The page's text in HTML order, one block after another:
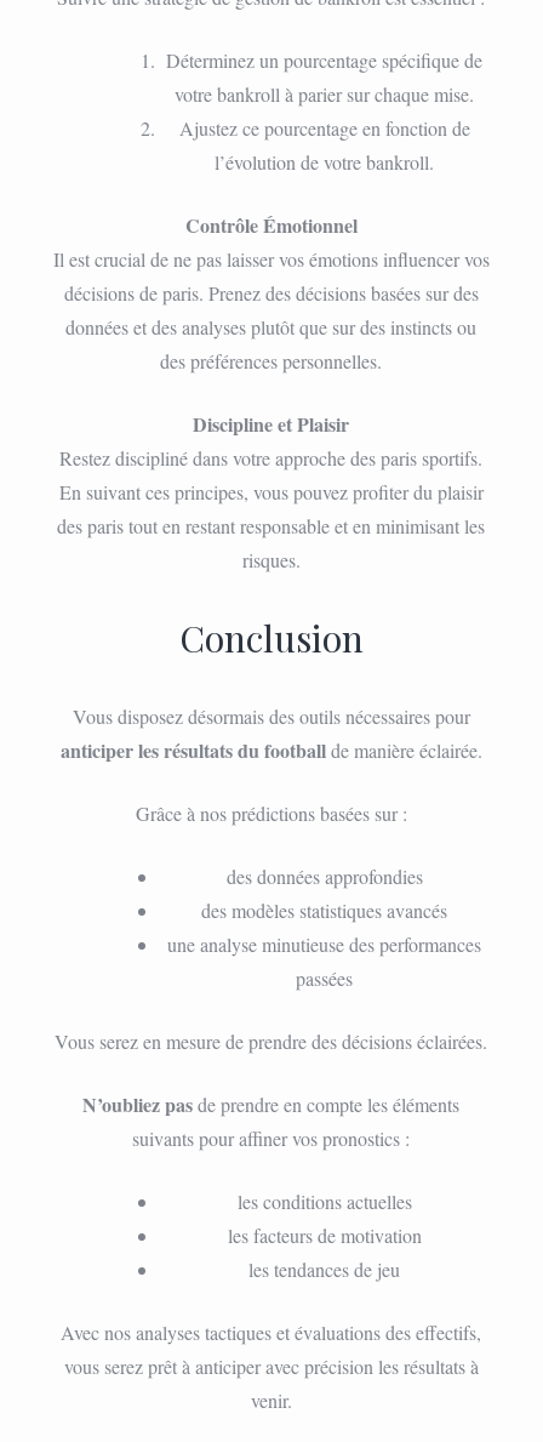
Déterminez un pourcentage spécifique de
votre bankroll à parier sur chaque mise.
Ajustez ce pourcentage en fonction de
l’évolution de votre bankroll.
Contrôle Émotionnel
Il est crucial de ne pas laisser vos émotions influencer vos
décisions de paris. Prenez des décisions basées sur des
données et des analyses plutôt que sur des instincts ou
des préférences personnelles.
Discipline et Plaisir
Restez discipliné dans votre approche des paris sportifs.
En suivant ces principes, vous pouvez profiter du plaisir
des paris tout en restant responsable et en minimisant les
risques.
Conclusion
Vous disposez désormais des outils nécessaires pour
anticiper les résultats du footballde manière éclairée.
Grâce à nos prédictions basées sur :
des données approfondies
des modèles statistiques avancés
une analyse minutieuse des performances
passées
Vous serez en mesure de prendre des décisions éclairées.
N’oubliez pasde prendre en compte les éléments
suivants pour affiner vos pronostics :
les conditions actuelles
les facteurs de motivation
les tendances de jeu
Avec nos analyses tactiques et évaluations des effectifs,
vous serez prêt à anticiper avec précision les résultats à
venir.